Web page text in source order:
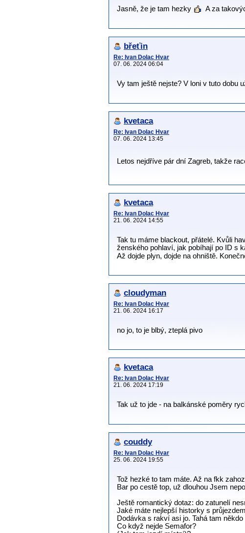
Jasně, že je tam hezky A za
břeťin
Re: Ivan Dolac Hvar
07. 06. 2024 06:04
Vy tam ještě nejste? V loni v tuto dobu
kvetaca
Re: Ivan Dolac Hvar
07. 06. 2024 13:45
Letos nejdříve pár dní Zagreb, takže
kvetaca
Re: Ivan Dolac Hvar
21. 06. 2024 14:55
Tak tu máme blackout, přátelé. Kvůli
ženského pohlaví, jak pobíhají po ID s
Až dojde plyn, dojde na ohniště.
cloudyman
Re: Ivan Dolac Hvar
21. 06. 2024 16:17
no jo, to je blbý, zteplá pivo
kvetaca
Re: Ivan Dolac Hvar
21. 06. 2024 17:19
Tak už to jde - na balkánské poměry
couddy
Re: Ivan Dolac Hvar
25. 06. 2024 19:55
Tož hezké to tam máte. Až na fkk
Bar po cestě top, už dlouhou Jsem
Ještě romantický dotaz: do zatunelí
Jaké máte nejlepší historky s
Dodávka s rakví asi jo. Tahá tam
Co když nejde Semafor?